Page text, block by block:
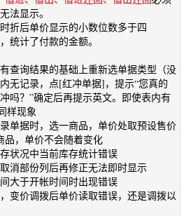
法显示。
折后单价显示的小数位数多于四
统计了付款的金额。
查询结果的基础上重新选单据类型（没
无记录，点[红冲单据]，提示“您真的
吗？”确定后再提示英文。即使表内有
样现象
单据时，选一商品，单价处取预设售价
品，单价不会随着变化
状况中当前库存统计错误
消部份列后再修正无法即时显示
大于开帐时间时出现错误
变价调拨后单价读取错误，还是调拨以